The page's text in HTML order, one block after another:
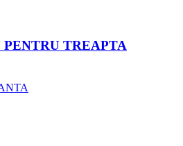
TREAPTA